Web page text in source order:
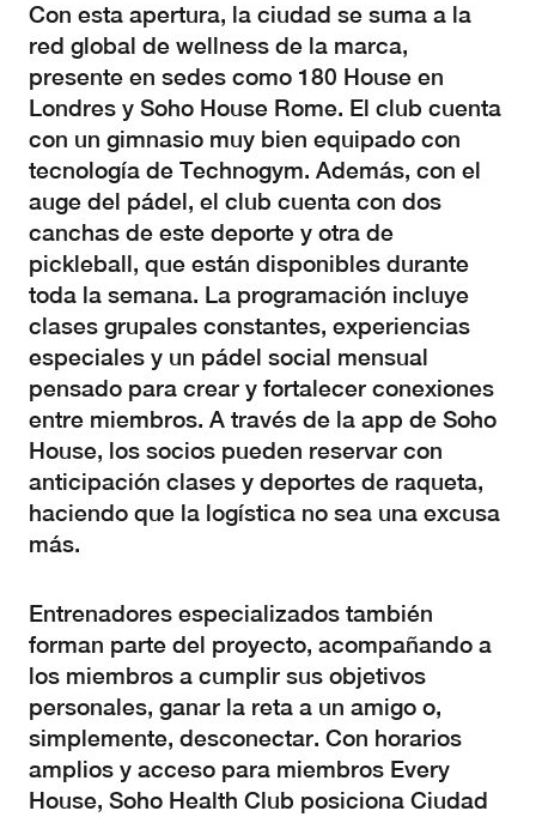
Con esta apertura, la ciudad se suma a la
red global de wellness de la marca,
presente en sedes como 180 House en
Londres y Soho House Rome. El club cuenta
con un gimnasio muy bien equipado con
tecnología de Technogym. Además, con el
auge del pádel, el club cuenta con dos
canchas de este deporte y otra de
pickleball, que están disponibles durante
toda la semana. La programación incluye
clases grupales constantes, experiencias
especiales y un pádel social mensual
pensado para crear y fortalecer conexiones
entre miembros. A través de la app de Soho
House, los socios pueden reservar con
anticipación clases y deportes de raqueta,
haciendo que la logística no sea una excusa
más.
Entrenadores especializados también
forman parte del proyecto, acompañando a
los miembros a cumplir sus objetivos
personales, ganar la reta a un amigo o,
simplemente, desconectar. Con horarios
amplios y acceso para miembros Every
House, Soho Health Club posiciona Ciudad